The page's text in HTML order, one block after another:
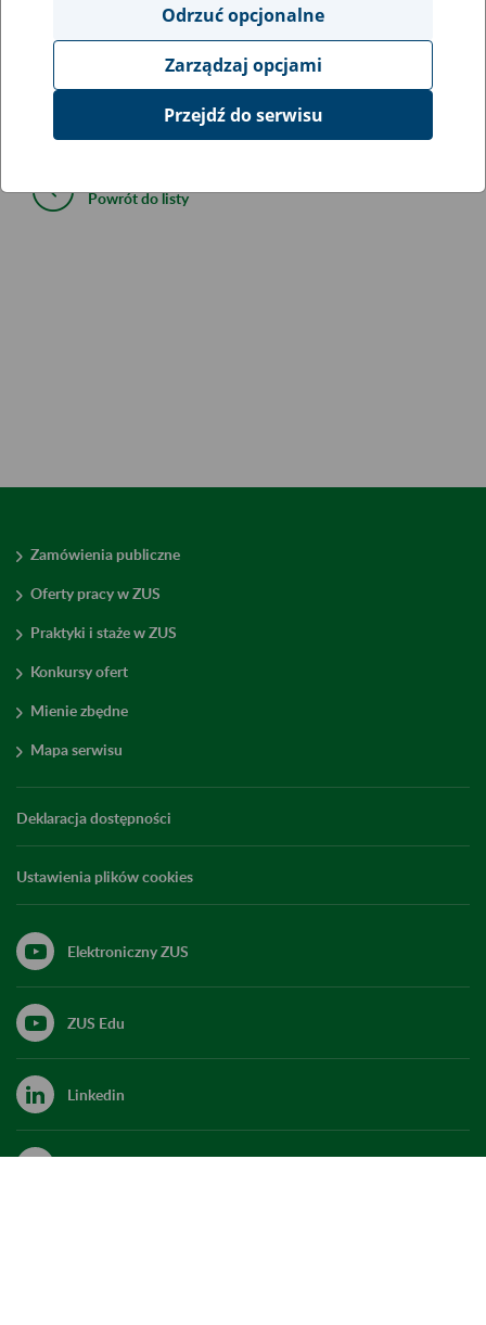
wystąpić ograniczenia w dostępie do niektórych funkcji
Przepraszamy za utrudnienia.
Powrót do listy
Zamówienia publiczne
Oferty pracy w ZUS
Praktyki i staże w ZUS
Konkursy ofert
Mienie zbędne
Mapa serwisu
Deklaracja dostępności
Ustawienia plików cookies
Elektroniczny ZUS
ZUS Edu
Linkedin
Odrzuć opcjonalne
Zarządzaj opcjami
Przejdź do serwisu